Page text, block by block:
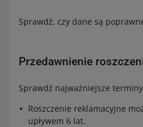
Sprawdź, czy dane są
Przedawnienie
Sprawdź najważniejsze
Roszczenie reklamacyjne
upływem 6 lat.